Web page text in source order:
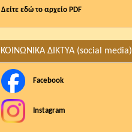
Δείτε εδώ το αρχείο PDF
ΚΟΙΝΩΝΙΚΑ ΔΙΚΤΥΑ (social media)
Facebook
Instagram